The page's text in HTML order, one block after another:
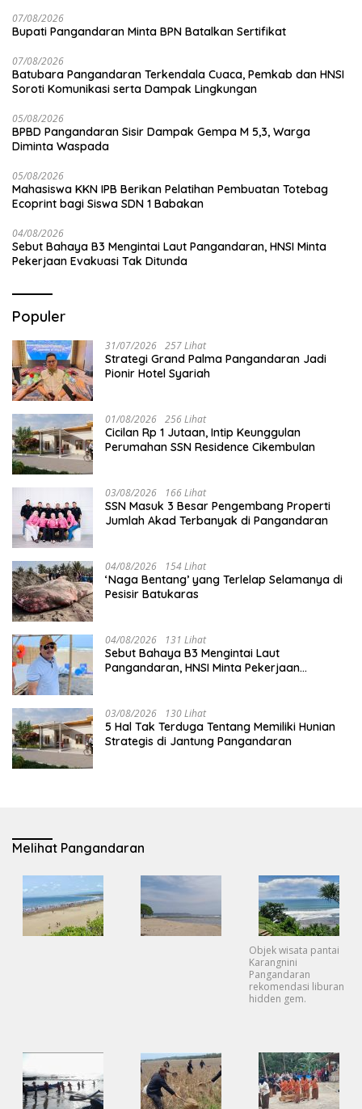
07/08/2026
Bupati Pangandaran Minta BPN Batalkan Sertifikat
07/08/2026
Batubara Pangandaran Terkendala Cuaca, Pemkab dan HNSI
Soroti Komunikasi serta Dampak Lingkungan
05/08/2026
BPBD Pangandaran Sisir Dampak Gempa M 5,3, Warga
Diminta Waspada
05/08/2026
Mahasiswa KKN IPB Berikan Pelatihan Pembuatan Totebag
Ecoprint bagi Siswa SDN 1 Babakan
04/08/2026
Sebut Bahaya B3 Mengintai Laut Pangandaran, HNSI Minta
Pekerjaan Evakuasi Tak Ditunda
Populer
31/07/2026 257 Lihat
Strategi Grand Palma Pangandaran Jadi
Pionir Hotel Syariah
01/08/2026 256 Lihat
Cicilan Rp 1 Jutaan, Intip Keunggulan
Perumahan SSN Residence Cikembulan
03/08/2026 166 Lihat
SSN Masuk 3 Besar Pengembang Properti
Jumlah Akad Terbanyak di Pangandaran
04/08/2026 154 Lihat
‘Naga Bentang’ yang Terlelap Selamanya di
Pesisir Batukaras
04/08/2026 131 Lihat
Sebut Bahaya B3 Mengintai Laut
Pangandaran, HNSI Minta Pekerjaan
03/08/2026 130 Lihat
5 Hal Tak Terduga Tentang Memiliki Hunian
Strategis di Jantung Pangandaran
Melihat Pangandaran
Objek wisata pantai
Karangnini
Pangandaran
rekomendasi liburan
hidden gem.